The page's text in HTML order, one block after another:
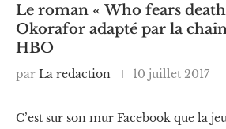
Le roman « Who fears
Okorafor adapté par la
HBO
par La redaction 10 juillet 2017
C’est sur son mur Facebook que la